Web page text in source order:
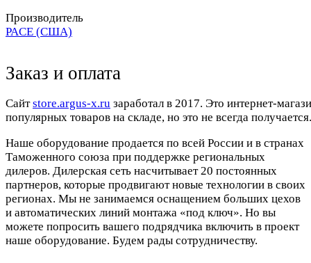
Производитель
PACE (США)
Заказ и оплата
Cайтstore.argus-x.ru заработал в 2017. Это интернет-
популярных товаров на складе, но это не всегда
Наше оборудование продается по всей России и в странах
Таможенного союза при поддержке региональных
дилеров. Дилерская сеть насчитывает 20 постоянных
партнеров, которые продвигают новые технологии в своих
регионах. Мы не занимаемся оснащением больших цехов
и автоматических линий монтажа «под ключ». Но вы
можете попросить вашего подрядчика включить в проект
наше оборудование. Будем рады сотрудничеству.